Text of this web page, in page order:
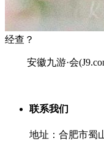
经查？
安徽九游·会
联系我们
地址：合肥市蜀